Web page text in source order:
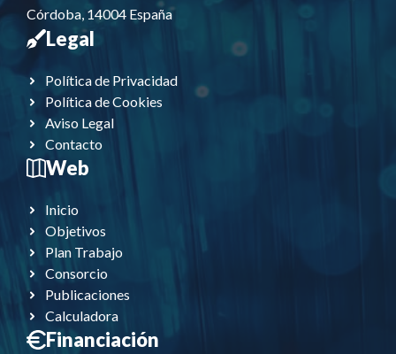
Córdoba, 14004 España
Legal
Política de Privacidad
Política de Cookies
Aviso Legal
Contacto
Web
Inicio
Objetivos
Plan Trabajo
Consorcio
Publicaciones
Calculadora
Financiación